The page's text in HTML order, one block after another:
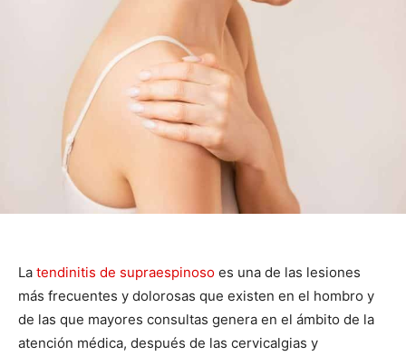
La tendinitis de supraespinoso es una de las lesiones
más frecuentes y dolorosas que existen en el hombro y
de las que mayores consultas genera en el ámbito de la
atención médica, después de las cervicalgias y